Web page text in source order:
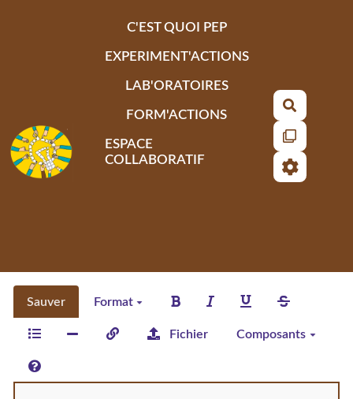
C'EST QUOI PEP
EXPERIMENT'ACTIONS
LAB'ORATOIRES
FORM'ACTIONS
ESPACE
COLLABORATIF
Sauver Format
Fichier Composants